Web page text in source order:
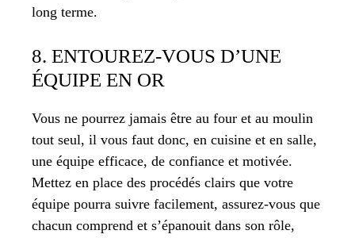
long terme.
8. ENTOUREZ-VOUS D’UNE
ÉQUIPE EN OR
Vous ne pourrez jamais être au four et au moulin
tout seul, il vous faut donc, en cuisine et en salle,
une équipe efficace, de confiance et motivée.
Mettez en place des procédés clairs que votre
équipe pourra suivre facilement, assurez-vous que
chacun comprend et s’épanouit dans son rôle,